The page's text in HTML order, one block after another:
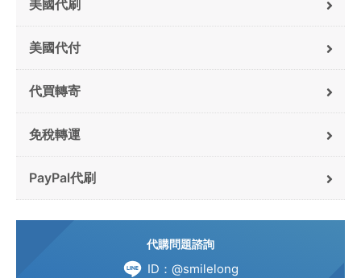
美國代刷
美國代付
代買轉寄
免稅轉運
PayPal代刷
代購問題諮詢
ID：@smilelong